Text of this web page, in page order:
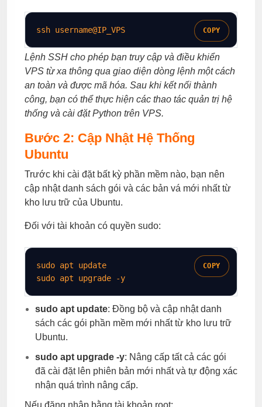
ssh username@IP_VPS COPY
Lệnh SSH cho phép bạn truy cập và điều khiển
VPS từ xa thông qua giao diện dòng lệnh một cách
an toàn và được mã hóa. Sau khi kết nối thành
công, bạn có thể thực hiện các thao tác quản trị hệ
thống và cài đặt Python trên VPS.
Bước 2: Cập Nhật Hệ Thống
Ubuntu
Trước khi cài đặt bất kỳ phần mềm nào, bạn nên
cập nhật danh sách gói và các bản vá mới nhất từ
kho lưu trữ của Ubuntu.
Đối với tài khoản có quyền sudo:
sudo
sudo apt upgrade -y
COPY
sudo apt update: Đồng bộ và cập nhật danh
sách các gói phần mềm mới nhất từ kho lưu trữ
Ubuntu.
sudo apt upgrade -y: Nâng cấp tất cả các gói
đã cài đặt lên phiên bản mới nhất và tự động xác
nhận quá trình nâng cấp.
Nếu đăng nhập bằng tài khoản root: